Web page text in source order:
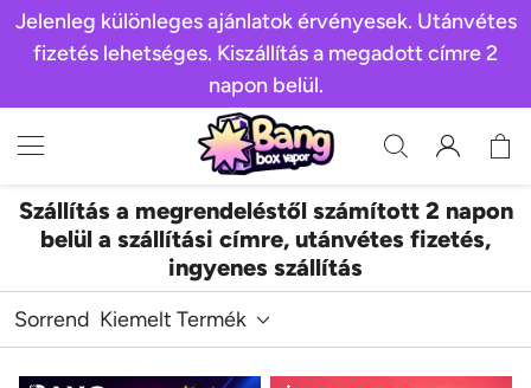
Jelenleg különleges ajánlatok érvényesek. Utánvétes
fizetés lehetséges. Kiszállítás a megadott címre 2
napon belül.
Szállítás a megrendeléstől számított 2 napon
belül a szállítási címre, utánvétes fizetés,
ingyenes szállítás
Sorrend Kiemelt Termék